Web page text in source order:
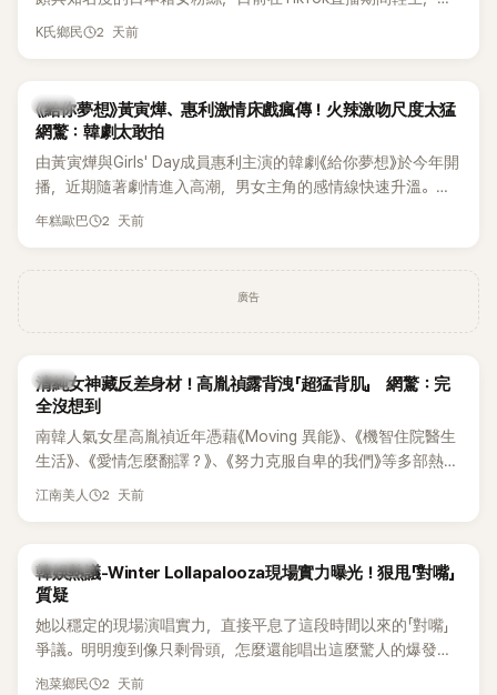
終不幸身亡，消息曝光後震驚韓網，也讓不少粉絲湧入社群平
K氏鄉民 2 天前
韓劇
《給你夢想》黃寅燁、惠利激情床戲瘋傳！火辣激吻尺度太猛
網驚：韓劇太敢拍
由黃寅燁與Girls' Day成員惠利主演的韓劇《給你夢想》於今年開
播，近期隨著劇情進入高潮，男女主角的感情線快速升溫。最
新播出的第8集不僅上演火辣吻戲，更接連出現床戲橋段，讓
年糕歐巴 2 天前
廣告
韓星
清純女神藏反差身材！高胤禎露背洩「超猛背肌」 網驚：完
全沒想到
南韓人氣女星高胤禎近年憑藉《Moving 異能》、《機智住院醫生
生活》、《愛情怎麼翻譯？》、《努力克服自卑的我們》等多部熱門
作品，躍升為韓劇新一代女神代表，不僅演技備受肯定，精緻
細身材下的超狂背肌與肩膀線條，反差感十足，讓不少網友看
傻直呼：「原來她身材這麼猛！」
江南美人 2 天前
熱議討論
韓娛熱議-Winter Lollapalooza現場實力曝光！狠甩「對嘴」
質疑
她以穩定的現場演唱實力，直接平息了這段時間以來的「對嘴」
爭議。明明瘦到像只剩骨頭，怎麼還能唱出這麼驚人的爆發力
和音量？
泡菜鄉民 2 天前